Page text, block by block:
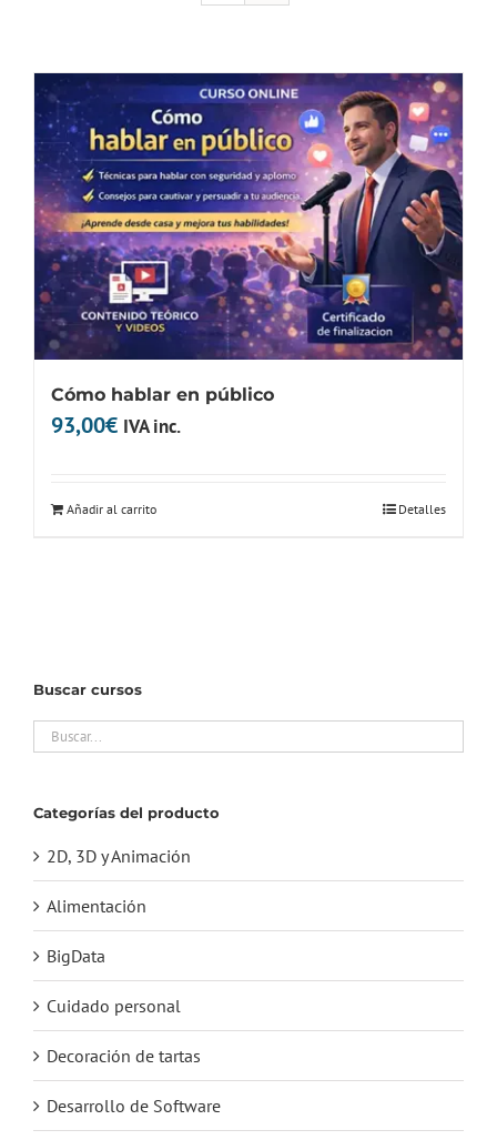
Cómo hablar en público
93,00€ IVA inc.
Añadir al carrito Detalles
Buscar cursos
Categorías del producto
2D, 3D y Animación
Alimentación
BigData
Cuidado personal
Decoración de tartas
Desarrollo de Software